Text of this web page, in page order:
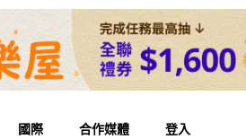
國際 合作媒體 登入